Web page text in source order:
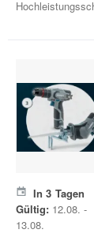
In 3 Tagen
Gültig: 12.08. -
13.08.